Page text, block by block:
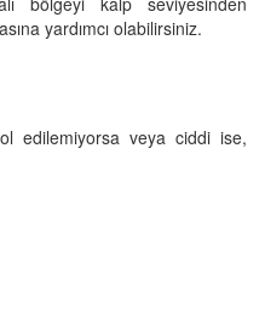
yardımcı olabilirsiniz.
edilemiyorsa veya ciddi ise,